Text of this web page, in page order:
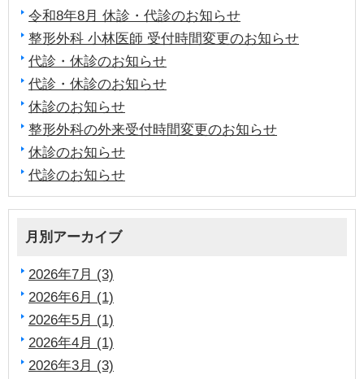
令和8年8月 休診・代診のお知らせ
整形外科 小林医師 受付時間変更のお知らせ
代診・休診のお知らせ
代診・休診のお知らせ
休診のお知らせ
整形外科の外来受付時間変更のお知らせ
休診のお知らせ
代診のお知らせ
月別アーカイブ
2026年7月 (3)
2026年6月 (1)
2026年5月 (1)
2026年4月 (1)
2026年3月 (3)